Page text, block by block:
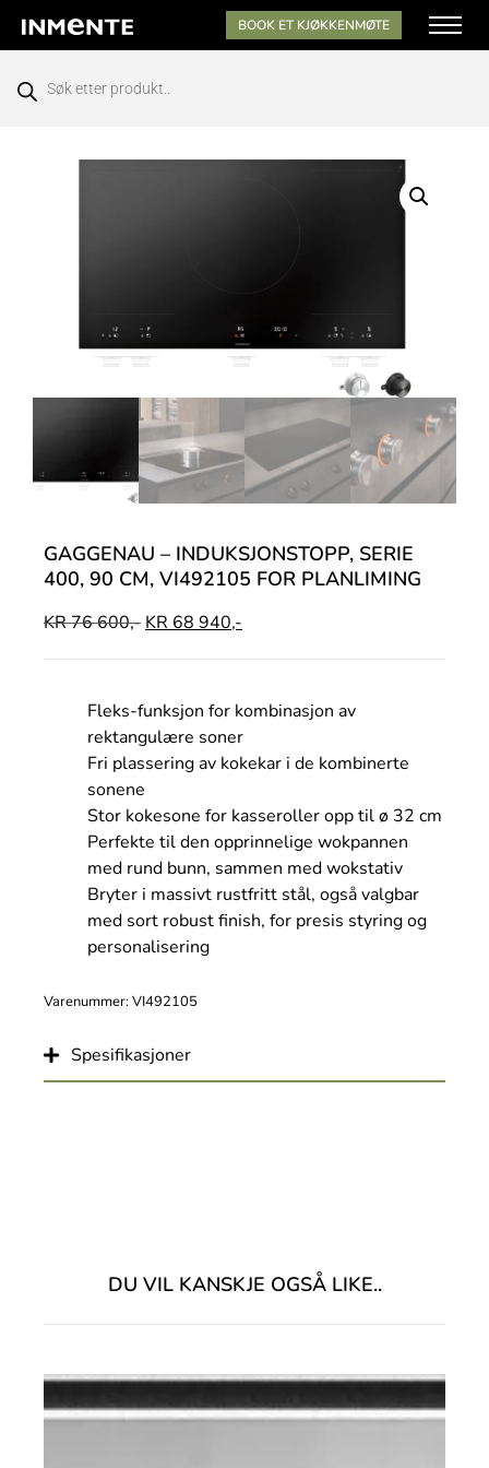
BOOK ET KJØKKENMØTE
GAGGENAU – INDUKSJONSTOPP, SERIE
400, 90 CM, VI492105 FOR PLANLIMING
KR76 600,- KR 68 940,-
Fleks-funksjon for kombinasjon av
rektangulære soner
Fri plassering av kokekar i de kombinerte
sonene
Stor kokesone for kasseroller opp til ø 32 cm
Perfekte til den opprinnelige wokpannen
med rund bunn, sammen med wokstativ
Bryter i massivt rustfritt stål, også valgbar
med sort robust finish, for presis styring og
personalisering
Varenummer: VI492105
Spesifikasjoner
DU VIL KANSKJE OGSÅ LIKE..